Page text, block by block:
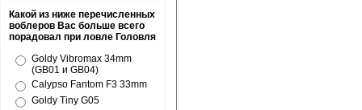
Какой из ниже перечисленных
воблеров Вас больше всего
порадовал при ловле Головля
Goldy Vibromax 34mm
(GB01 и GB04)
Calypso Fantom F3 33mm
Goldy Tiny G05